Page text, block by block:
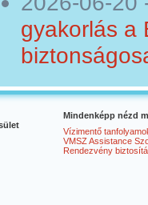
gyakorlás a
Mindenképp nézd
Vízimentő
VMSZ Assistance
Rendezvény